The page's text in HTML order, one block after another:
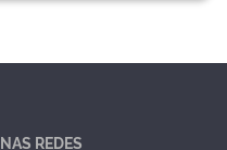
NAS REDES